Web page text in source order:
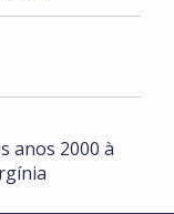
anos 2000 à